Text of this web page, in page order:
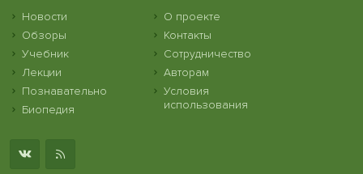
Новости
Обзоры
Учебник
Лекции
Познавательно
Биопедия
О проекте
Контакты
Сотрудничество
Авторам
Условия
использования